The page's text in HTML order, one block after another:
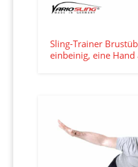
Sling-Trainer
einbeinig, eine